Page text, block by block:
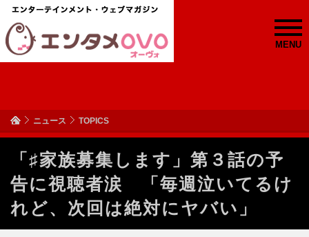
MENU
ニュース TOPICS
「♯家族募集します」第３話の予
告に視聴者涙 「毎週泣いてるけ
れど、次回は絶対にヤバい」